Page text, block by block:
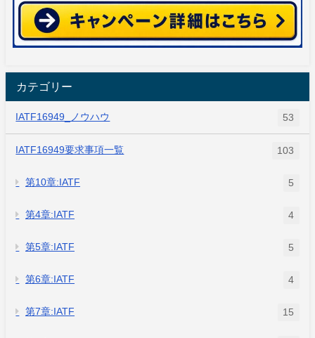
カテゴリー
IATF16949_ノウハウ 53
IATF16949要求事項一覧 103
第10章:IATF 5
第4章:IATF 4
第5章:IATF 5
第6章:IATF 4
第7章:IATF 15